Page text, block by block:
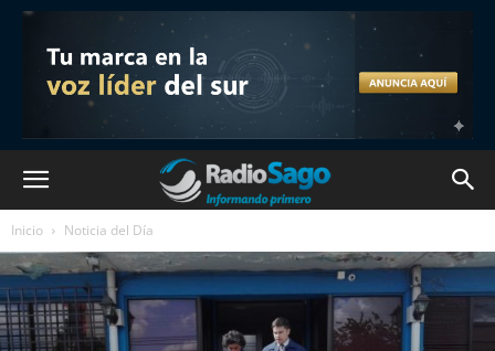
Inicio Noticia del Día